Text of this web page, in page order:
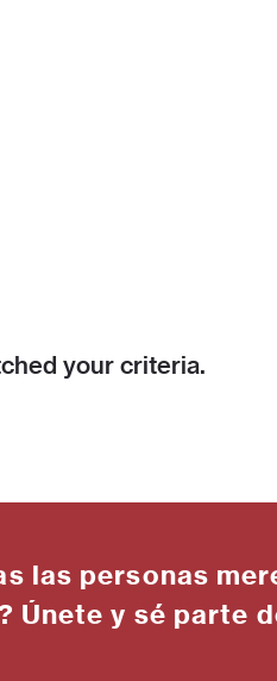
your criteria.
las personas
Únete y sé parte